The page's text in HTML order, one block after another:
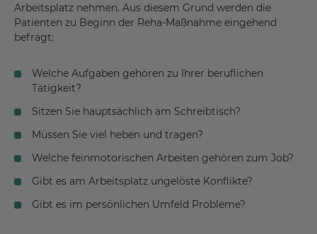
Arbeitsplatz nehmen. Aus diesem Grund werden die
Patienten zu Beginn der Reha-Maßnahme eingehend
befragt:
Welche Aufgaben gehören zu Ihrer beruflichen
Tätigkeit?
Sitzen Sie hauptsächlich am Schreibtisch?
Müssen Sie viel heben und tragen?
Welche feinmotorischen Arbeiten gehören zum Job?
Gibt es am Arbeitsplatz ungelöste Konflikte?
Gibt es im persönlichen Umfeld Probleme?